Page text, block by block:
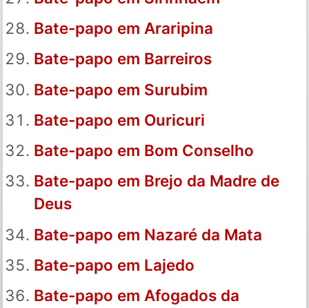
Bate-papo em Araripina
Bate-papo em Barreiros
Bate-papo em Surubim
Bate-papo em Ouricuri
Bate-papo em Bom Conselho
Bate-papo em Brejo da Madre de
Deus
Bate-papo em Nazaré da Mata
Bate-papo em Lajedo
Bate-papo em Afogados da